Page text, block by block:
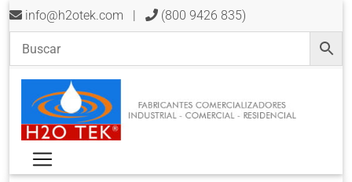
info@h2otek.com | (800 9426 835)